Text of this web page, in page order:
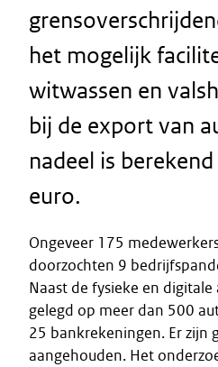
het mogelijk
witwassen en
bij de export van
nadeel is
euro.
Ongeveer 175
doorzochten 9
Naast de fysieke en
gelegd op meer dan 500
25 bankrekeningen. Er zijn
aangehouden. Het